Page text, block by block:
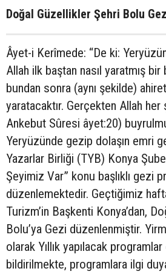
Doğal Güzellikler Şehri Bolu
Âyet-i Kerîmede: “De ki:
Allah ilk baştan nasıl yaratmış bir
bundan sonra (aynı şekilde) ahiret
yaratacaktır. Gerçekten Allah her
Ankebut Sûresi âyet:20)
Yeryüzünde gezip dolaşın emri
Yazarlar Birliği (TYB) Konya
Şeyimiz Var” konu başlıklı gezi
düzenlemektedir. Geçtiğimiz
Turizm’in Başkenti Konya’dan,
Bolu’ya Gezi düzenlenmiştir.
olarak Yıllık yapılacak
bildirilmekte, programlara ilgi